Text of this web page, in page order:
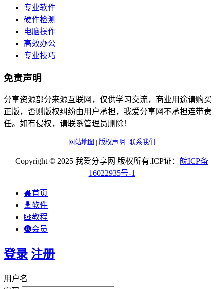
专业软件
硬件检测
电脑操作
高效办公
专业技巧
免责声明
分享资源部分来源互联网，仅供学习交流，商业用途请购买
正版，否则版权纠纷由用户承担，我爱分享网不承担连带责
任。如有侵权，请联系管理员删除！
网站地图 | 版权声明 | 联系我们
Copyright © 2025 我爱分享网 版权所有.ICP证： 皖ICP备
16022935号-1
首页
软件
教程
会员
登录 注册
用户名